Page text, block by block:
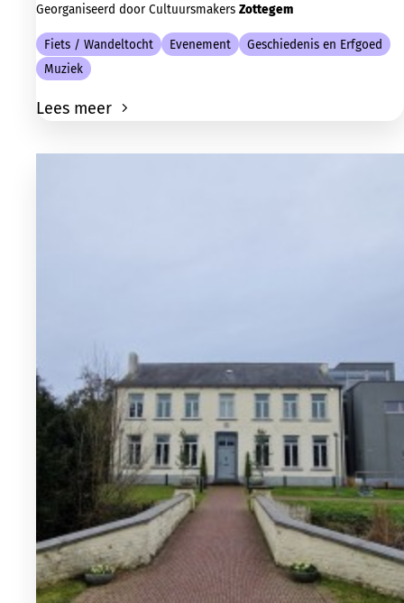
Georganiseerd door Cultuursmakers Zottegem
Fiets / Wandeltocht Evenement
Geschiedenis en Erfgoed
Muziek
Lees meer